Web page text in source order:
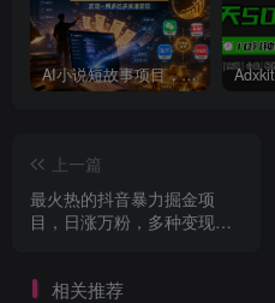
AI小说短故事项目，大佬亲测月入1-3W，零基础教你用AI批量产出优质短故事，实现一稿多吃多渠道变现
上一篇
最火热的抖音暴力掘金项
目，日涨万粉，多种变现方
相关推荐